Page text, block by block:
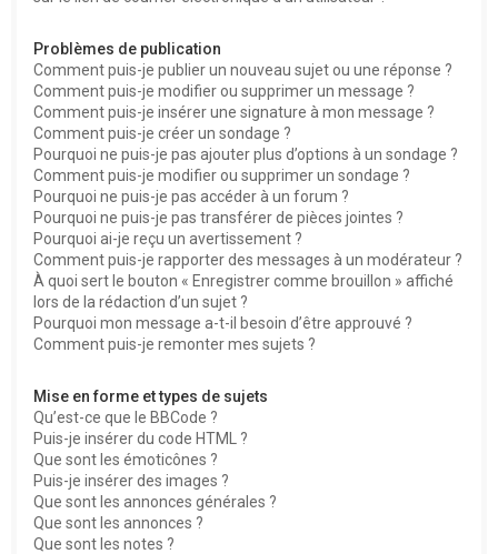
Problèmes de publication
Comment puis-je publier un nouveau sujet ou une réponse ?
Comment puis-je modifier ou supprimer un message ?
Comment puis-je insérer une signature à mon message ?
Comment puis-je créer un sondage ?
Pourquoi ne puis-je pas ajouter plus d’options à un sondage ?
Comment puis-je modifier ou supprimer un sondage ?
Pourquoi ne puis-je pas accéder à un forum ?
Pourquoi ne puis-je pas transférer de pièces jointes ?
Pourquoi ai-je reçu un avertissement ?
Comment puis-je rapporter des messages à un modérateur ?
À quoi sert le bouton « Enregistrer comme brouillon » affiché
lors de la rédaction d’un sujet ?
Pourquoi mon message a-t-il besoin d’être approuvé ?
Comment puis-je remonter mes sujets ?
Mise en forme et types de sujets
Qu’est-ce que le BBCode ?
Puis-je insérer du code HTML ?
Que sont les émoticônes ?
Puis-je insérer des images ?
Que sont les annonces générales ?
Que sont les annonces ?
Que sont les notes ?